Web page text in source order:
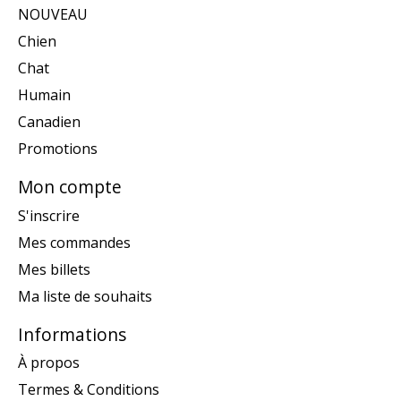
NOUVEAU
Chien
Chat
Humain
Canadien
Promotions
Mon compte
S'inscrire
Mes commandes
Mes billets
Ma liste de souhaits
Informations
À propos
Termes & Conditions